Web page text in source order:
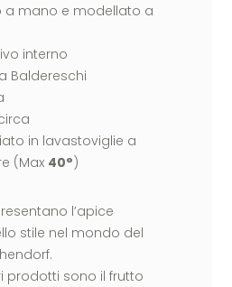
a mano e modellato a
interno
Baldereschi
in lavastoviglie a
(Max 40°)
l’apice
stile nel mondo del
prodotti sono il frutto